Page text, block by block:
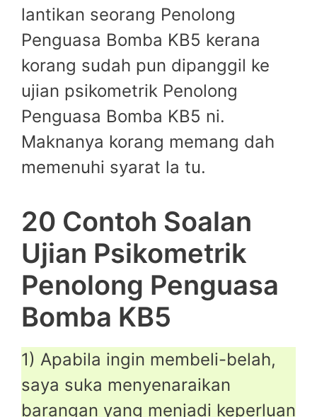
lantikan seorang Penolong
Penguasa Bomba KB5 kerana
korang sudah pun dipanggil ke
ujian psikometrik Penolong
Penguasa Bomba KB5 ni.
Maknanya korang memang dah
memenuhi syarat la tu.
20 Contoh Soalan
Ujian Psikometrik
Penolong Penguasa
Bomba KB5
1) Apabila ingin membeli-belah,
saya suka menyenaraikan
barangan yang menjadi keperluan